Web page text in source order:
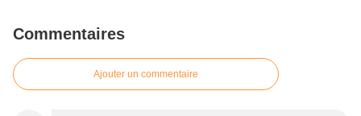
Commentaires
Ajouter un commentaire